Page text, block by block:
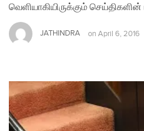
வெளியாகியிருக்கும்
JATHINDRA on April 6, 2016